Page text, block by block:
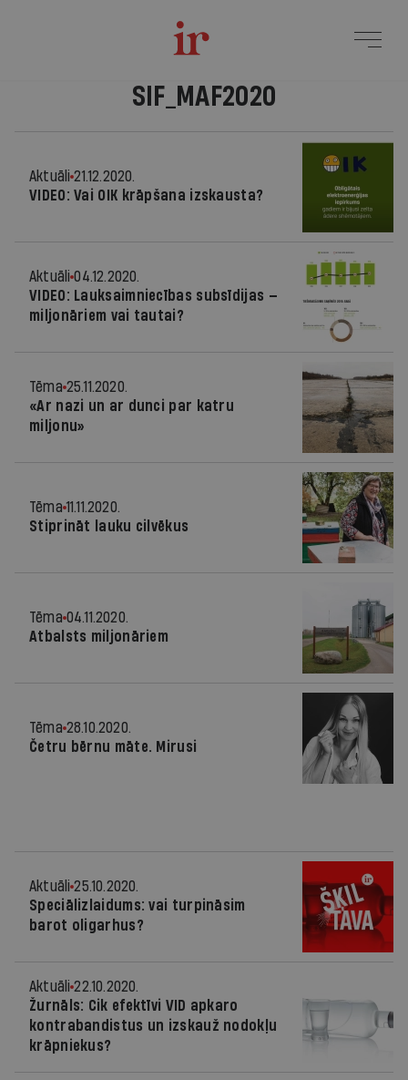
SIF_MAF2020
Aktuāli 21.12.2020.
VIDEO: Vai OIK krāpšana izskausta?
Aktuāli 04.12.2020.
VIDEO: Lauksaimniecības subsīdijas —
miljonāriem vai tautai?
Tēma 25.11.2020.
«Ar nazi un ar dunci par katru
miljonu»
Tēma 11.11.2020.
Stiprināt lauku cilvēkus
Tēma 04.11.2020.
Atbalsts miljonāriem
Tēma 28.10.2020.
Četru bērnu māte. Mirusi
Aktuāli 25.10.2020.
Speciālizlaidums: vai turpināsim
barot oligarhus?
Aktuāli 22.10.2020.
Žurnāls: Cik efektīvi VID apkaro
kontrabandistus un izskauž nodokļu
krāpniekus?